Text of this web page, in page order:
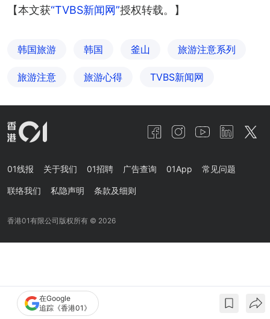
【本文获“TVBS新闻网”授权转载。】
韩国旅游 韩国 釜山 旅游注意系列
旅游注意 旅游心得 TVBS新闻网
在Google
追踪《香港01》
01线报 关于我们 01招聘 广告查询 01App 常见问题
联络我们 私隐声明 条款及细则
香港01有限公司版权所有 © 2026